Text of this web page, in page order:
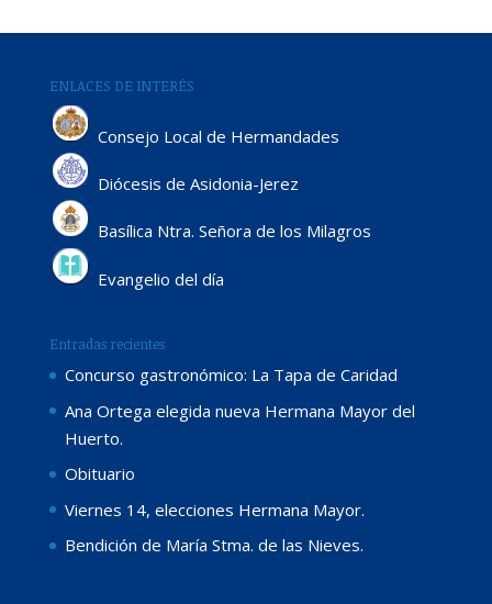
ENLACES DE INTERÉS
Consejo Local de Hermandades
Diócesis de Asidonia-Jerez
Basílica Ntra. Señora de los Milagros
Evangelio del día
Entradas recientes
Concurso gastronómico: La Tapa de Caridad
Ana Ortega elegida nueva Hermana Mayor del
Huerto.
Obituario
Viernes 14, elecciones Hermana Mayor.
Bendición de María Stma. de las Nieves.